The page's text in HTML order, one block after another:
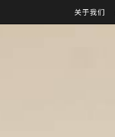
关于我们